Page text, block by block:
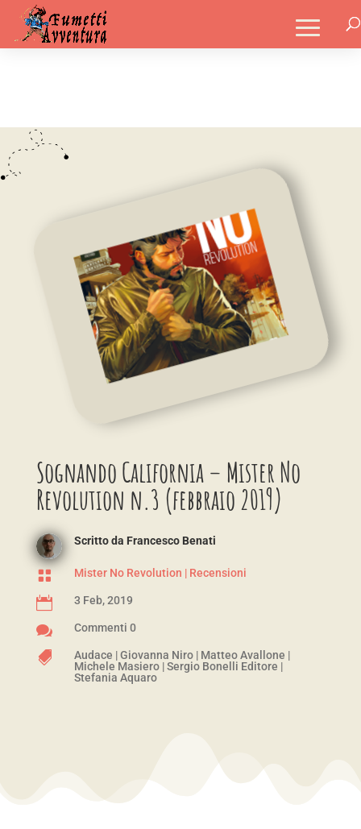
Sognando California – Mister No
Revolution n.3 (febbraio 2019)
Scritto da Francesco Benati
 Mister No Revolution | Recensioni
 3 Feb, 2019
 Commenti 0
 Audace |Giovanna Niro| Matteo Avallone |
Michele Masiero|Sergio Bonelli Editore |
Stefania Aquaro